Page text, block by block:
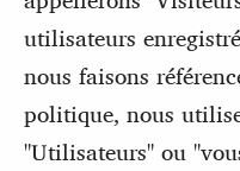
utilisateurs
nous faisons
politique, nous
"Utilisateurs" ou